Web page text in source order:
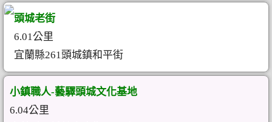
頭城老街
6.01公里
宜蘭縣261頭城鎮和平街
小鎮職人-藝驛頭城文化基地
6.04公里